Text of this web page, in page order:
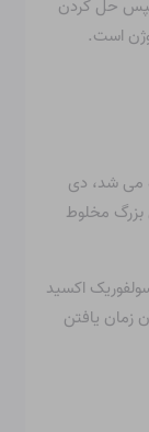
سپس حل کردن
است.
دهه ۱۹۰۰ استفاده می شد، دی
بزرگ مخلوط
سولفوریک اکسید
زمان یافتن